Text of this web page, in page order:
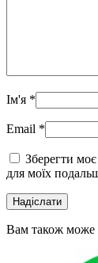
Ім'я *
Email *
Зберегти
для моїх
Вам також може